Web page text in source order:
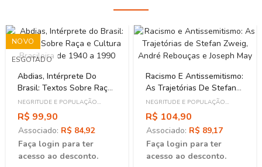
NOVO
ESGOTADO
Abdias, Intérprete Do
Brasil: Textos Sobre Raça
E Cultura Brasileira De
1940 A 1990
NEGRITUDE E POPULAÇÃO
NEGRA
R$ 99,90
Associado: R$ 84,92
Faça login para ter
acesso ao desconto.
Racismo E Antissemitismo:
As Trajetórias De Stefan
Zweig, André Rebouças E
Joseph May
NEGRITUDE E POPULAÇÃO
NEGRA
R$ 104,90
Associado: R$ 89,17
Faça login para ter
acesso ao desconto.